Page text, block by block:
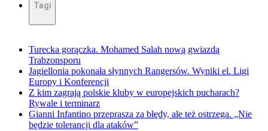
Tagi
Turecka gorączka. Mohamed Salah nową gwiazdą
Trabzonsporu
Jagiellonia pokonała słynnych Rangersów. Wyniki el. Ligi
Europy i Konferencji
Z kim zagrają polskie kluby w europejskich pucharach?
Rywale i terminarz
Gianni Infantino przeprasza za błędy, ale też ostrzega. „Nie
będzie tolerancji dla ataków”